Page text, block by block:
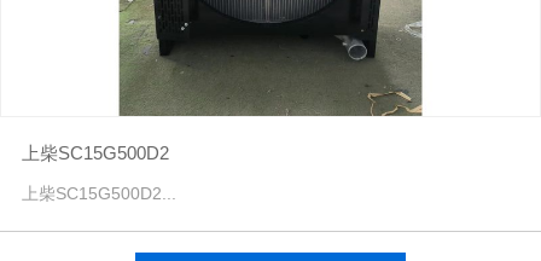
上柴SC15G500D2
上柴SC15G500D2...